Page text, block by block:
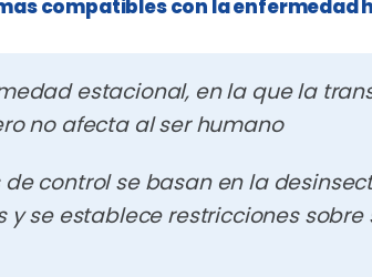
compatibles con la enfermedad
estacional, en la que la
no afecta al ser humano
control se basan en la
y se establece restricciones